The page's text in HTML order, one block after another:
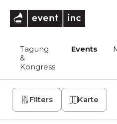
Tagung
&
Kongress
Events
Filters Karte